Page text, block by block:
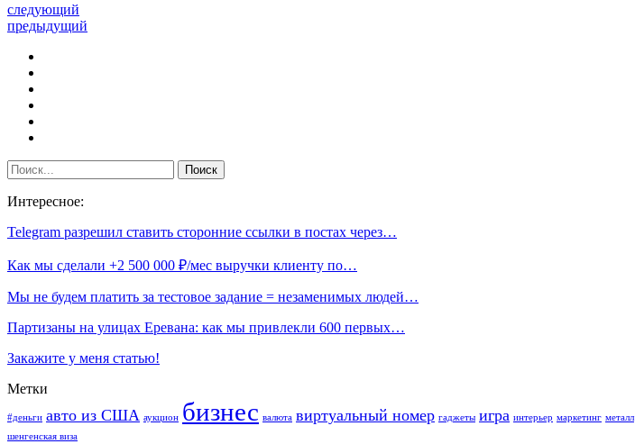
следующий
предыдущий
Интересное:
Telegram разрешил ставить сторонние ссылки в постах через…
Как мы сделали +2 500 000 ₽/мес выручки клиенту по…
Мы не будем платить за тестовое задание = незаменимых людей…
Партизаны на улицах Еревана: как мы привлекли 600 первых…
Закажите у меня статью!
Метки
#деньги авто из США аукцион бизнес валюта виртуальный номер гаджеты игра интерьер маркетинг металл
шенгенская виза